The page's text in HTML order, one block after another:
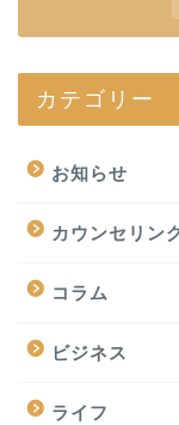
カテゴリー
お知らせ
カウンセリン
コラム
ビジネス
ライフ